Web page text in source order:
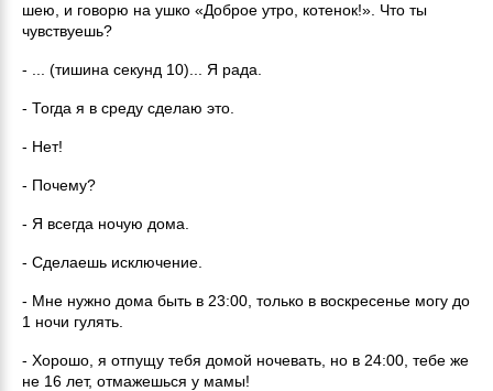
шею, и говорю на ушко «Доброе утро, котенок!». Что ты
чувствуешь?
- ... (тишина секунд 10)... Я рада.
- Тогда я в среду сделаю это.
- Нет!
- Почему?
- Я всегда ночую дома.
- Сделаешь исключение.
- Мне нужно дома быть в 23:00, только в воскресенье могу до
1 ночи гулять.
- Хорошо, я отпущу тебя домой ночевать, но в 24:00, тебе же
не 16 лет, отмажешься у мамы!